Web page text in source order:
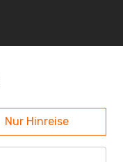
Nur Hinreise